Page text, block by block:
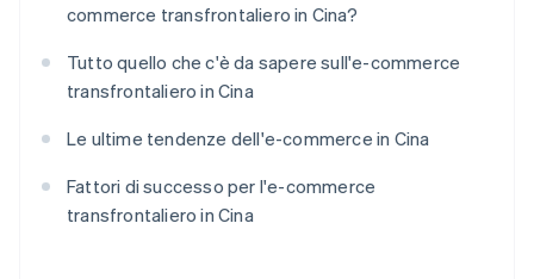
commerce transfrontaliero in Cina?
Tutto quello che c'è da sapere sull'e-commerce
transfrontaliero in Cina
Le ultime tendenze dell'e-commerce in Cina
Fattori di successo per l'e-commerce
transfrontaliero in Cina